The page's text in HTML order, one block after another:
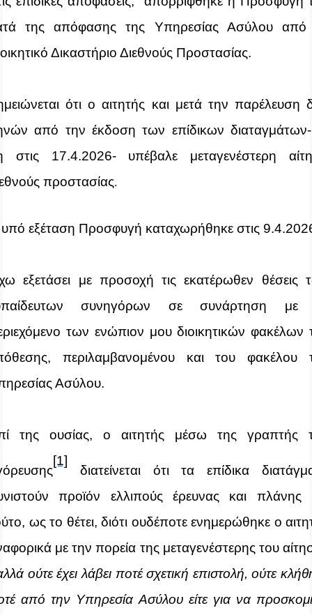
της απόφασης της Υπηρεσίας Ασύλου από
Δικαστήριο Διεθνούς Προστασίας.
ότι ο αιτητής και μετά την παρέλευση
από την έκδοση των επίδικων διαταγμάτων-
στις 17.4.2026- υπέβαλε μεταγενέστερη
προστασίας.
εξέταση Προσφυγή καταχωρήθηκε στις
εξετάσει με προσοχή τις εκατέρωθεν θέσεις
συνηγόρων σε συνάρτηση με
των ενώπιον μου διοικητικών φακέλων
περιλαμβανομένου και του φακέλου
Ασύλου.
της ουσίας, ο αιτητής μέσω της γραπτής
[1]
διατείνεται ότι τα επίδικα
προϊόν ελλιπούς έρευνας και πλάνης
ως το θέτει, διότι ουδέποτε ενημερώθηκε ο
με την πορεία της μεταγενέστερης του
ούτε έχει λάβει ποτέ σχετική επιστολή, ούτε
από την Υπηρεσία Ασύλου είτε για να